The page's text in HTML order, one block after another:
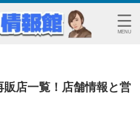
店一覧！店舗情報と営